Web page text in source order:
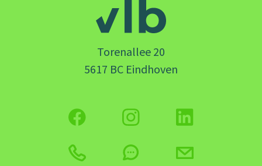
Torenallee 20
5617 BC Eindhoven